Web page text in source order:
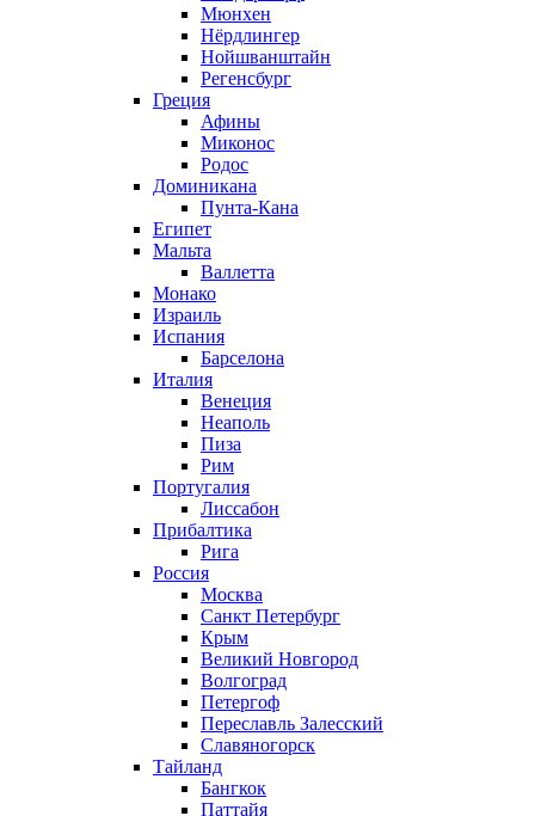
Мюнхен
Нёрдлингер
Нойшванштайн
Регенсбург
Греция
Афины
Миконос
Родос
Доминикана
Пунта-Кана
Египет
Мальта
Валлетта
Монако
Израиль
Испания
Барселона
Италия
Венеция
Неаполь
Пиза
Рим
Португалия
Лиссабон
Прибалтика
Рига
Россия
Москва
Санкт Петербург
Крым
Великий Новгород
Волгоград
Петергоф
Переславль Залесский
Славяногорск
Тайланд
Бангкок
Паттайя